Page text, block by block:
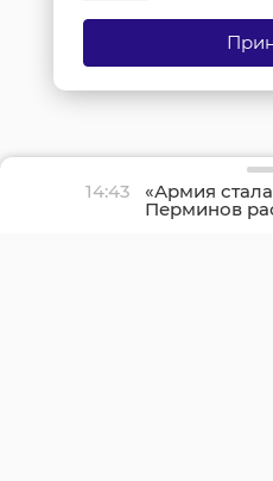
14:43 «Армия
Перминов
логику